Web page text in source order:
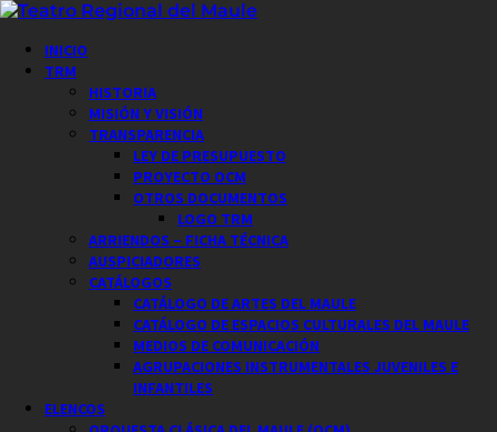
Saltar
contenido
Menú
principal
INICIO
TRM
HISTORIA
MISIÓN Y VISIÓN
TRANSPARENCIA
LEY DE PRESUPUESTO
PROYECTO OCM
OTROS DOCUMENTOS
LOGO TRM
ARRIENDOS – FICHA TÉCNICA
AUSPICIADORES
CATÁLOGOS
CATÁLOGO DE ARTES DEL MAULE
CATÁLOGO DE ESPACIOS CULTURALES DEL MAULE
MEDIOS DE COMUNICACIÓN
AGRUPACIONES INSTRUMENTALES JUVENILES E
INFANTILES
ELENCOS